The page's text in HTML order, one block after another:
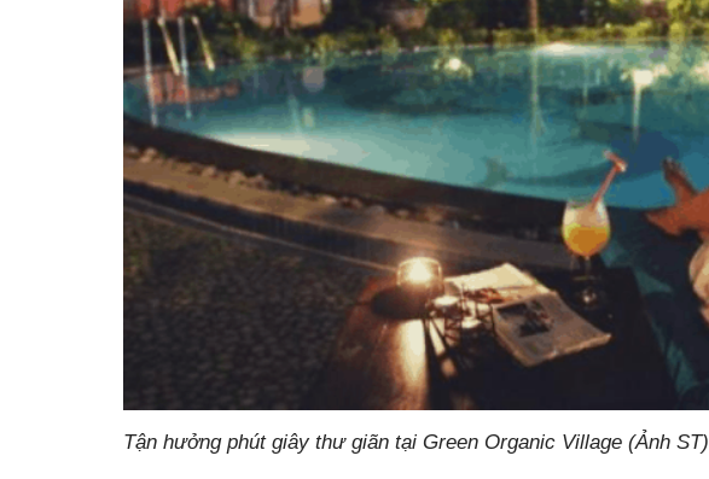
Tận hưởng phút giây thư giãn tại Green Organic Village (Ảnh ST)